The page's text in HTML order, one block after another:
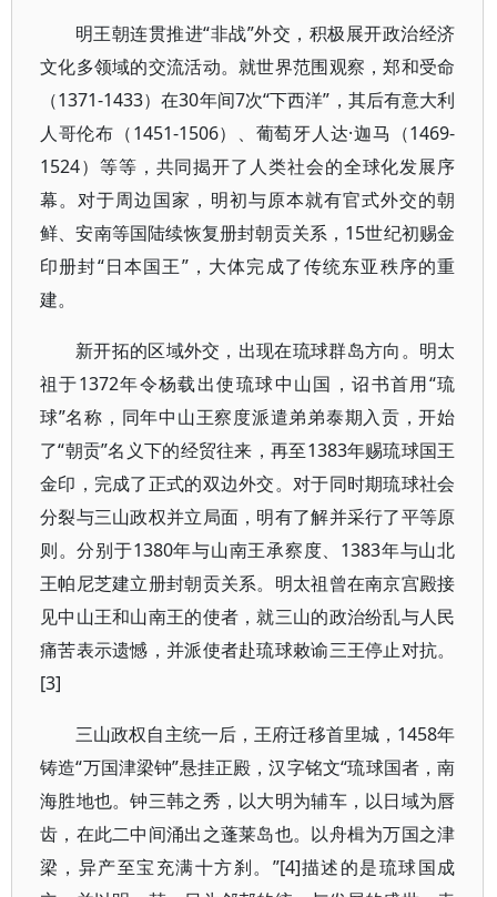
明王朝连贯推进“非战”外交，积极展开政治经济
文化多领域的交流活动。就世界范围观察，郑和受命
（1371-1433）在30年间7次“下西洋”，其后有意大利
人哥伦布（1451-1506）、葡萄牙人达·迦马（1469-
1524）等等，共同揭开了人类社会的全球化发展序
幕。对于周边国家，明初与原本就有官式外交的朝
鲜、安南等国陆续恢复册封朝贡关系，15世纪初赐金
印册封“日本国王”，大体完成了传统东亚秩序的重
建。
新开拓的区域外交，出现在琉球群岛方向。明太
祖于1372年令杨载出使琉球中山国，诏书首用“琉
球”名称，同年中山王察度派遣弟弟泰期入贡，开始
了“朝贡”名义下的经贸往来，再至1383年赐琉球国王
金印，完成了正式的双边外交。对于同时期琉球社会
分裂与三山政权并立局面，明有了解并采行了平等原
则。分别于1380年与山南王承察度、1383年与山北
王帕尼芝建立册封朝贡关系。明太祖曾在南京宫殿接
见中山王和山南王的使者，就三山的政治纷乱与人民
痛苦表示遗憾，并派使者赴琉球敕谕三王停止对抗。
[3]
三山政权自主统一后，王府迁移首里城，1458年
铸造“万国津梁钟”悬挂正殿，汉字铭文“琉球国者，南
海胜地也。钟三韩之秀，以大明为辅车，以日域为唇
齿，在此二中间涌出之蓬莱岛也。以舟楫为万国之津
梁，异产至宝充满十方刹。”[4]描述的是琉球国成